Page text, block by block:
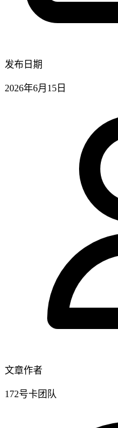
发布日期
2026年6月15日
文章作者
172号卡团队